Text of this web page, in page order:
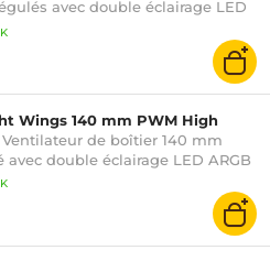
avec double éclairage LED
Wings 140 mm PWM High
Ventilateur de boîtier 140 mm
double éclairage LED ARGB